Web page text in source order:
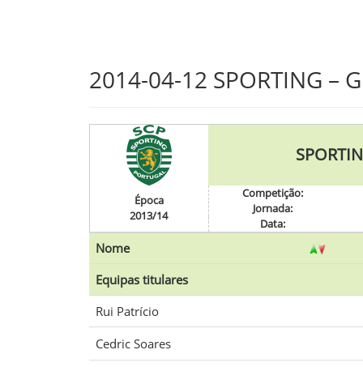
2014-04-12 SPORTING –
Época
2013/14
Competição:
Jornada:
Data:
Nome
Equipas titulares
Rui Patrício
Cedric Soares